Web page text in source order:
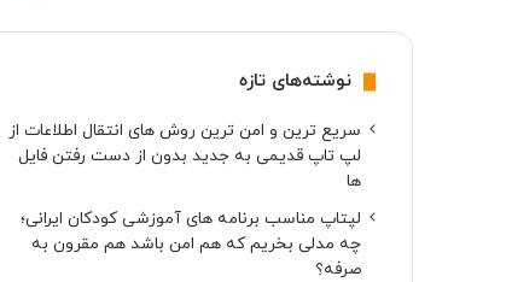
نوشته‌های تازه
سریع ترین و امن ترین روش های انتقال اطلاعات از
لپ تاپ قدیمی به جدید بدون از دست رفتن فایل
ها
لپتاپ مناسب برنامه های آموزشی کودکان ایرانی؛
چه مدلی بخریم که هم امن باشد هم مقرون به
صرفه؟